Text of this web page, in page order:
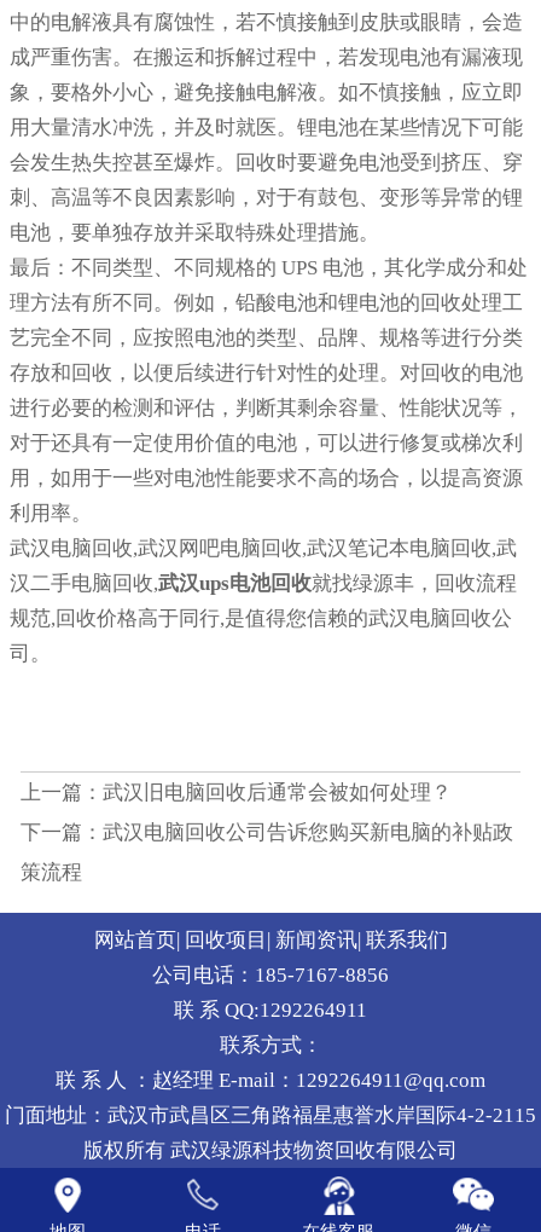
中的电解液具有腐蚀性，若不慎接触到皮肤或眼睛，会造
成严重伤害。在搬运和拆解过程中，若发现电池有漏液现
象，要格外小心，避免接触电解液。如不慎接触，应立即
用大量清水冲洗，并及时就医。锂电池在某些情况下可能
会发生热失控甚至爆炸。回收时要避免电池受到挤压、穿
刺、高温等不良因素影响，对于有鼓包、变形等异常的锂
电池，要单独存放并采取特殊处理措施。
最后：不同类型、不同规格的 UPS 电池，其化学成分和处
理方法有所不同。例如，铅酸电池和锂电池的回收处理工
艺完全不同，应按照电池的类型、品牌、规格等进行分类
存放和回收，以便后续进行针对性的处理。对回收的电池
进行必要的检测和评估，判断其剩余容量、性能状况等，
对于还具有一定使用价值的电池，可以进行修复或梯次利
用，如用于一些对电池性能要求不高的场合，以提高资源
利用率。
武汉电脑回收,武汉网吧电脑回收,武汉笔记本电脑回收,武
汉二手电脑回收,武汉ups电池回收就找绿源丰，回收流程
规范,回收价格高于同行,是值得您信赖的武汉电脑回收公
司。
上一篇：武汉旧电脑回收后通常会被如何处理？
下一篇：武汉电脑回收公司告诉您购买新电脑的补贴政
策流程
网站首页| 回收项目 | 新闻资讯| 联系我们
公司电话：185-7167-8856
联 系 QQ:1292264911
联系方式：
联 系 人 ：赵经理 E-mail：1292264911@qq.com
门面地址：武汉市武昌区三角路福星惠誉水岸国际4-2-2115
版权所有 武汉绿源科技物资回收有限公司